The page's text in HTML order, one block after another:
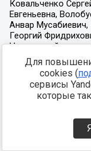
Для
cookies (
сервисы
которые